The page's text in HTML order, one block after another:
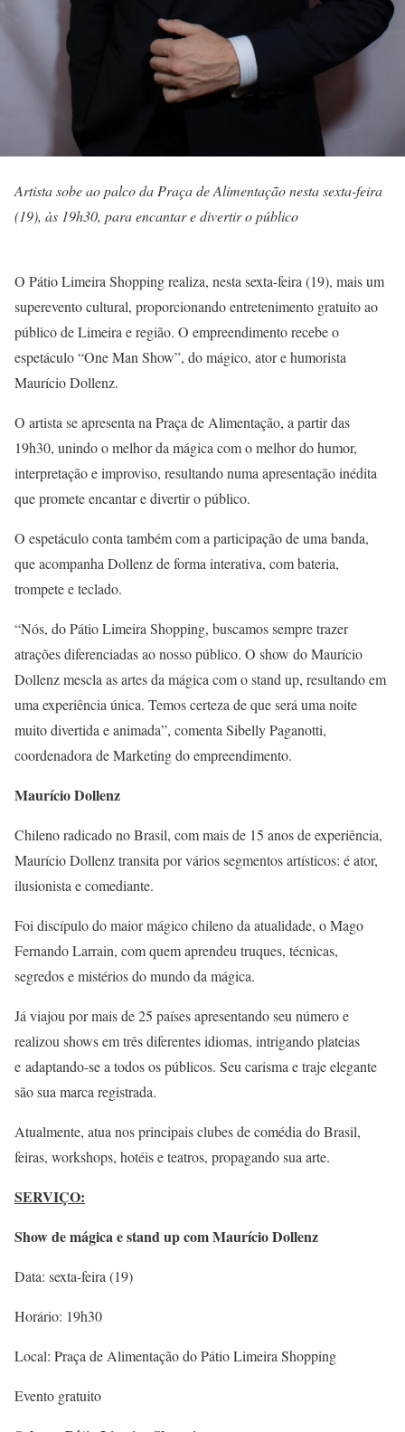
Artista sobe ao palco da Praça de Alimentação nesta sexta-feira
(19), às 19h30, para encantar e divertir o público
O Pátio Limeira Shopping realiza, nesta sexta-feira (19), mais um
superevento cultural, proporcionando entretenimento gratuito ao
público de Limeira e região. O empreendimento recebe o
espetáculo “One Man Show”, do mágico, ator e humorista
Maurício Dollenz.
O artista se apresenta na Praça de Alimentação, a partir das
19h30, unindo o melhor da mágica com o melhor do humor,
interpretação e improviso, resultando numa apresentação inédita
que promete encantar e divertir o público.
O espetáculo conta também com a participação de uma banda,
que acompanha Dollenz de forma interativa, com bateria,
trompete e teclado.
“Nós, do Pátio Limeira Shopping, buscamos sempre trazer
atrações diferenciadas ao nosso público. O show do Maurício
Dollenz mescla as artes da mágica com o stand up, resultando em
uma experiência única. Temos certeza de que será uma noite
muito divertida e animada”, comenta Sibelly Paganotti,
coordenadora de Marketing do empreendimento.
Maurício Dollenz
Chileno radicado no Brasil, com mais de 15 anos de experiência,
Maurício Dollenz transita por vários segmentos artísticos: é ator,
ilusionista e comediante.
Foi discípulo do maior mágico chileno da atualidade, o Mago
Fernando Larrain, com quem aprendeu truques, técnicas,
segredos e mistérios do mundo da mágica.
Já viajou por mais de 25 países apresentando seu número e
realizou shows em três diferentes idiomas, intrigando plateias
e adaptando-se a todos os públicos. Seu carisma e traje elegante
são sua marca registrada.
Atualmente, atua nos principais clubes de comédia do Brasil,
feiras, workshops, hotéis e teatros, propagando sua arte.
SERVIÇO:
Show de mágica e stand up com Maurício Dollenz
Data: sexta-feira (19)
Horário: 19h30
Local: Praça de Alimentação do Pátio Limeira Shopping
Evento gratuito